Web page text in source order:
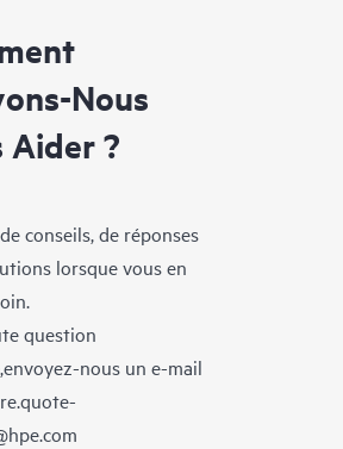
Nous
Aider ?
conseils, de réponses
lorsque vous en
question
nous un e-mail